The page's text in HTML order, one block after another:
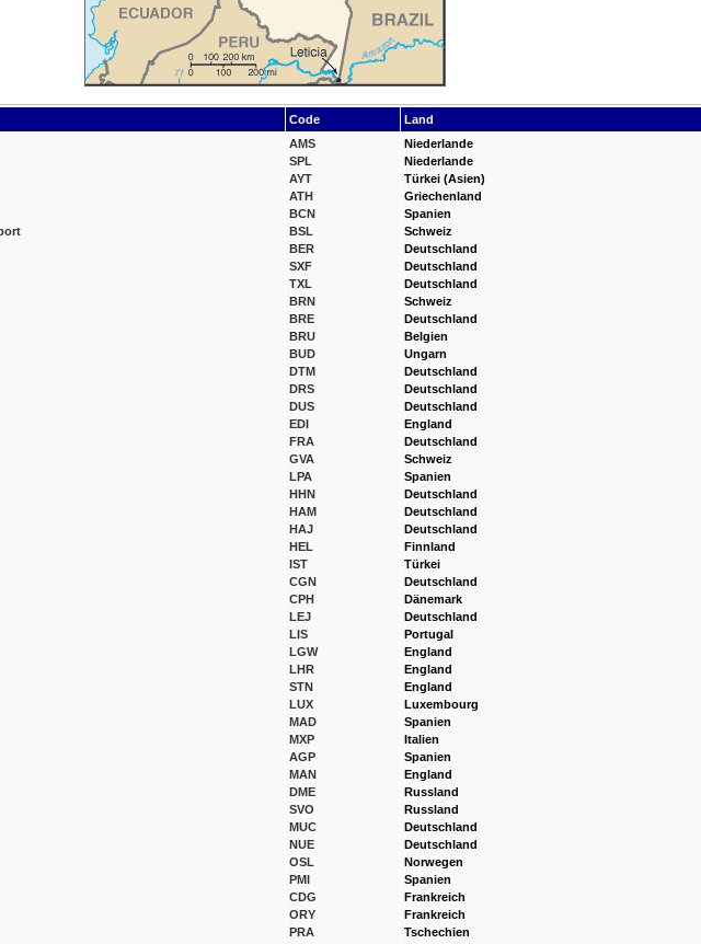
Code
Land
AMS
SPL
AYT
ATH
BCN
BSL
BER
SXF
TXL
BRN
BRE
BRU
BUD
DTM
DRS
DUS
EDI
FRA
GVA
LPA
HHN
HAM
HAJ
HEL
IST
CGN
CPH
LEJ
LIS
LGW
LHR
STN
LUX
MAD
MXP
AGP
MAN
DME
SVO
MUC
NUE
OSL
PMI
CDG
ORY
PRA
Niederlande
Niederlande
Türkei (Asien)
Griechenland
Spanien
Schweiz
Deutschland
Deutschland
Deutschland
Schweiz
Deutschland
Belgien
Ungarn
Deutschland
Deutschland
Deutschland
England
Deutschland
Schweiz
Spanien
Deutschland
Deutschland
Deutschland
Finnland
Türkei
Deutschland
Dänemark
Deutschland
Portugal
England
England
England
Luxembourg
Spanien
Italien
Spanien
England
Russland
Russland
Deutschland
Deutschland
Norwegen
Spanien
Frankreich
Frankreich
Tschechien